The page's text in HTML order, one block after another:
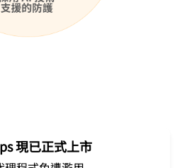
現已正式上市